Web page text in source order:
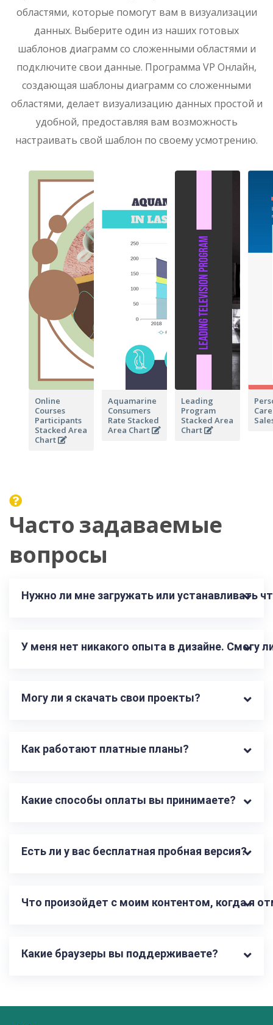
областями, которые помогут вам в визуализации
данных. Выберите один из наших готовых
шаблонов диаграмм со сложенными областями и
подключите свои данные. Программа VP Онлайн,
создающая шаблоны диаграмм со сложенными
областями, делает визуализацию данных простой и
удобной, предоставляя вам возможность
настраивать свой шаблон по своему усмотрению.
Online
Courses
Participants
Stacked Area
Chart
Aquamarine
Consumers
Rate Stacked
Area Chart
Leading
Program
Stacked Area
Chart
Часто задаваемые
вопросы
Нужно ли мне загружать или устанавливать
У меня нет никакого опыта в дизайне. Смогу
Могу ли я скачать свои проекты?
Как работают платные планы?
Какие способы оплаты вы принимаете?
Есть ли у вас бесплатная пробная версия?
Что произойдет с моим контентом, когда я
Какие браузеры вы поддерживаете?